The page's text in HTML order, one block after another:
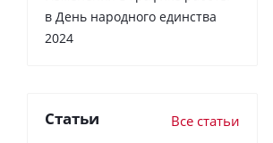
в День народного единства
2024
Статьи Все статьи